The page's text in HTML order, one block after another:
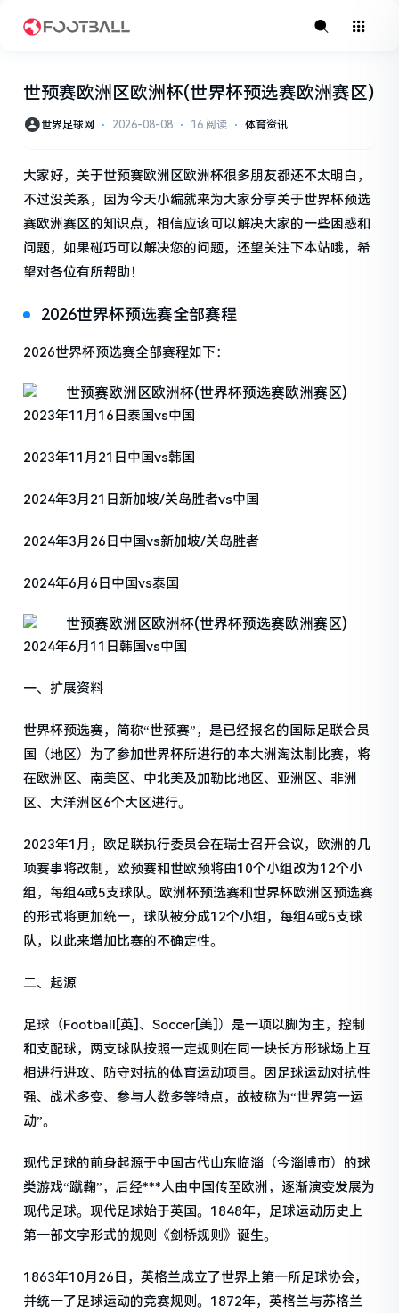
世预赛欧洲区欧洲杯(世界杯预选赛欧洲赛区)
世界足球网 ⋅ 2026-08-08 ⋅ 16 阅读 ⋅ 体育资讯
大家好，关于世预赛欧洲区欧洲杯很多朋友都还不太明白，
不过没关系，因为今天小编就来为大家分享关于世界杯预选
赛欧洲赛区的知识点，相信应该可以解决大家的一些困惑和
问题，如果碰巧可以解决您的问题，还望关注下本站哦，希
望对各位有所帮助！
2026世界杯预选赛全部赛程
2026世界杯预选赛全部赛程如下：
2023年11月16日泰国vs中国
2023年11月21日中国vs韩国
2024年3月21日新加坡/关岛胜者vs中国
2024年3月26日中国vs新加坡/关岛胜者
2024年6月6日中国vs泰国
2024年6月11日韩国vs中国
一、扩展资料
世界杯预选赛，简称“世预赛”，是已经报名的国际足联会员
国（地区）为了参加世界杯所进行的本大洲淘汰制比赛，将
在欧洲区、南美区、中北美及加勒比地区、亚洲区、非洲
区、大洋洲区6个大区进行。
2023年1月，欧足联执行委员会在瑞士召开会议，欧洲的几
项赛事将改制，欧预赛和世欧预将由10个小组改为12个小
组，每组4或5支球队。欧洲杯预选赛和世界杯欧洲区预选赛
的形式将更加统一，球队被分成12个小组，每组4或5支球
队，以此来增加比赛的不确定性。
二、起源
足球（Football[英]、Soccer[美]）是一项以脚为主，控制
和支配球，两支球队按照一定规则在同一块长方形球场上互
相进行进攻、防守对抗的体育运动项目。因足球运动对抗性
强、战术多变、参与人数多等特点，故被称为“世界第一运
动”。
现代足球的前身起源于中国古代山东临淄（今淄博市）的球
类游戏“蹴鞠”，后经***人由中国传至欧洲，逐渐演变发展为
现代足球。现代足球始于英国。1848年，足球运动历史上
第一部文字形式的规则《剑桥规则》诞生。
1863年10月26日，英格兰成立了世界上第一所足球协会，
并统一了足球运动的竞赛规则。1872年，英格兰与苏格兰